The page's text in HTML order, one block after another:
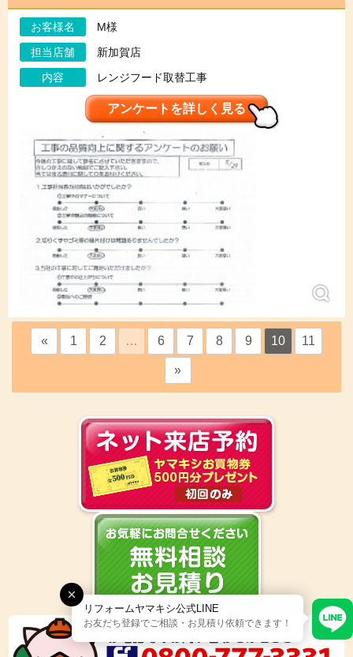
お客様名
M様
担当店舗
新加賀店
内容
レンジフード取替工事
アンケートを詳しく見る
« 1 2 … 6 7 8 9 10 11
»
リフォームヤマキシ公式LINE
お友だち登録でご相談・お見積り依頼できます！